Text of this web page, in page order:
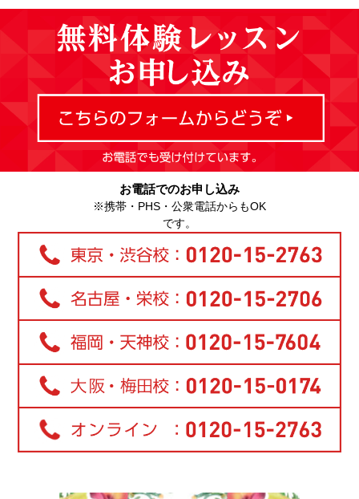
お電話でのお申し込み
※携帯・PHS・公衆電話からもOK
です。